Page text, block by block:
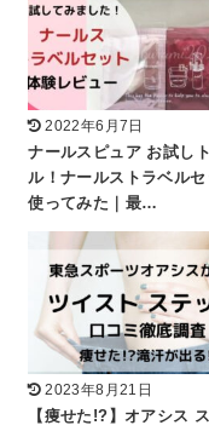
2022年6月7日
ナールスピュア お試し
ル！ナールストラベル
使ってみた｜最…
2023年8月21日
【痩せた!?】オアシス